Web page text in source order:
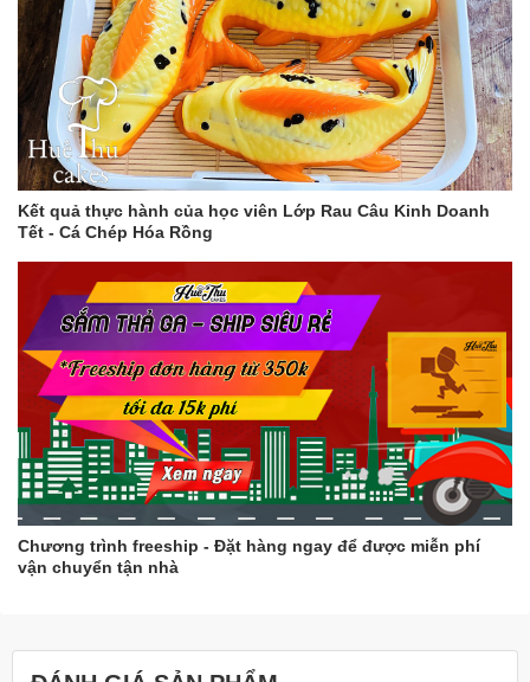
Kết quả thực hành của học viên Lớp Rau Câu Kinh Doanh
Tết - Cá Chép Hóa Rồng
Chương trình freeship - Đặt hàng ngay để được miễn phí
vận chuyển tận nhà